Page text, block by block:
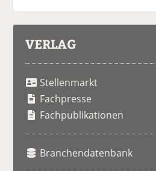
VERLAG
Stellenmarkt
Fachpresse
Fachpublikationen
Branchendatenbank